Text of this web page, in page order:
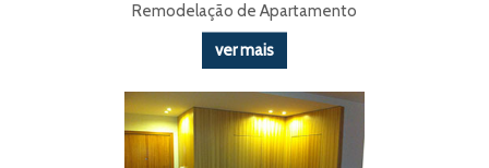
Remodelação de Apartamento
ver mais